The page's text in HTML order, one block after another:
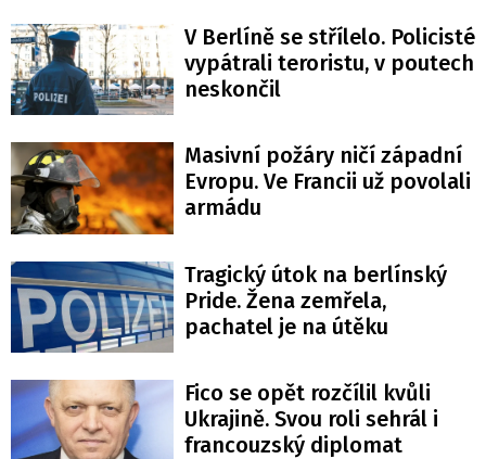
V Berlíně se střílelo. Policisté
vypátrali teroristu, v poutech
neskončil
Masivní požáry ničí západní
Evropu. Ve Francii už povolali
armádu
Tragický útok na berlínský
Pride. Žena zemřela,
pachatel je na útěku
Fico se opět rozčílil kvůli
Ukrajině. Svou roli sehrál i
francouzský diplomat